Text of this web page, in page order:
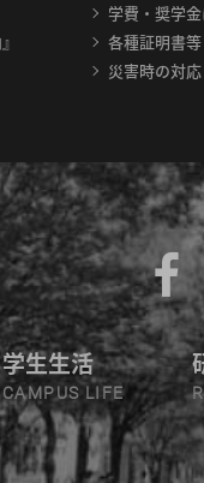
学費・奨学
各種証明書
災害時の対応
学生生活
CAMPUS LIFE